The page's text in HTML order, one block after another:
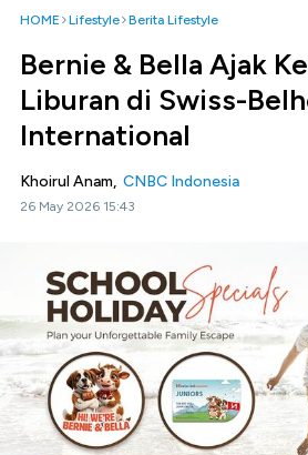
HOME Lifestyle Berita Lifestyle
Bernie & Bella Ajak
Liburan di Swiss-
International
Khoirul Anam, CNBC Indonesia
26 May 2026 15:43